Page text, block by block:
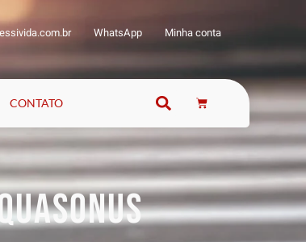
WhatsApp Minha conta
CONTATO